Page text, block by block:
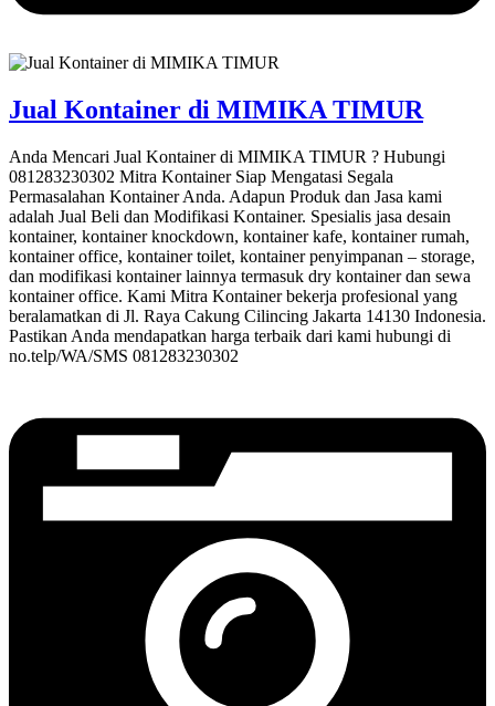
Jual Kontainer di MIMIKA TIMUR
Anda Mencari Jual Kontainer di MIMIKA TIMUR ? Hubungi
081283230302 Mitra Kontainer Siap Mengatasi Segala
Permasalahan Kontainer Anda. Adapun Produk dan Jasa kami
adalah Jual Beli dan Modifikasi Kontainer. Spesialis jasa desain
kontainer, kontainer knockdown, kontainer kafe, kontainer rumah,
kontainer office, kontainer toilet, kontainer penyimpanan – storage,
dan modifikasi kontainer lainnya termasuk dry kontainer dan sewa
kontainer office. Kami Mitra Kontainer bekerja profesional yang
beralamatkan di Jl. Raya Cakung Cilincing Jakarta 14130 Indonesia.
Pastikan Anda mendapatkan harga terbaik dari kami hubungi di
no.telp/WA/SMS 081283230302